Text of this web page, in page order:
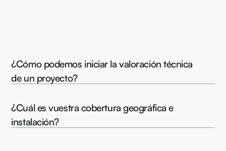
¿Cómo podemos iniciar la valoración técnica
de un proyecto?
¿Cuál es vuestra cobertura geográfica e
instalación?